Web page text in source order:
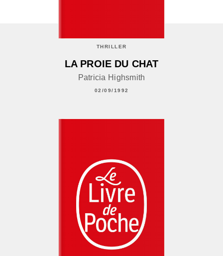
THRILLER
LA PROIE DU CHAT
Patricia Highsmith
02/09/1992